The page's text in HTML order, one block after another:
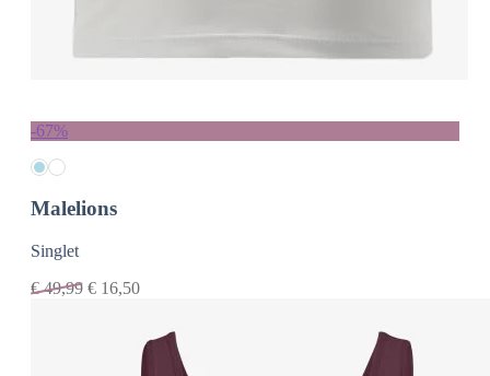
-67%
Malelions
Singlet
€49,99 € 16,50